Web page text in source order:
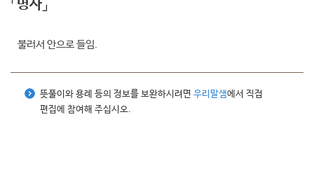
「명사」
불러서 안으로 들임.
뜻풀이와 용례 등의 정보를 보완하시려면 우리말샘에서 직접
편집에 참여해 주십시오.